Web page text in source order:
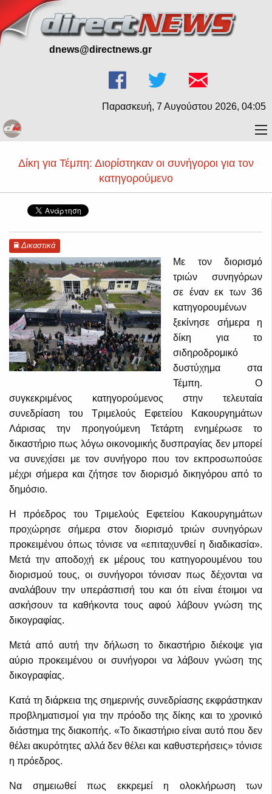
dnews@directnews.gr
Παρασκευή, 7 Αυγούστου 2026, 04:05
Δίκη για Τέμπη: Διορίστηκαν οι συνήγοροι για τον
κατηγορούμενο
Δικαστικά
Με τον διορισμό
τριών συνηγόρων
σε έναν εκ των 36
κατηγορουμένων
ξεκίνησε σήμερα η
δίκη για το
σιδηροδρομικό
δυστύχημα στα
Τέμπη. Ο
συγκεκριμένος κατηγορούμενος στην τελευταία
συνεδρίαση του Τριμελούς Εφετείου Κακουργημάτων
Λάρισας την προηγούμενη Τετάρτη ενημέρωσε το
δικαστήριο πως λόγω οικονομικής δυσπραγίας δεν μπορεί
να συνεχίσει με τον συνήγορο που τον εκπροσωπούσε
μέχρι σήμερα και ζήτησε τον διορισμό δικηγόρου από το
δημόσιο.
Η πρόεδρος του Τριμελούς Εφετείου Κακουργημάτων
προχώρησε σήμερα στον διορισμό τριών συνηγόρων
προκειμένου όπως τόνισε να «επιταχυνθεί η διαδικασία».
Μετά την αποδοχή εκ μέρους του κατηγορουμένου του
διορισμού τους, οι συνήγοροι τόνισαν πως δέχονται να
αναλάβουν την υπεράσπισή του και ότι είναι έτοιμοι να
ασκήσουν τα καθήκοντα τους αφού λάβουν γνώση της
δικογραφίας.
Μετά από αυτή την δήλωση το δικαστήριο διέκοψε για
αύριο προκειμένου οι συνήγοροι να λάβουν γνώση της
δικογραφίας.
Κατά τη διάρκεια της σημερινής συνεδρίασης εκφράστηκαν
προβληματισμοί για την πρόοδο της δίκης και το χρονικό
διάστημα της διακοπής. «Το δικαστήριο είναι αυτό που δεν
θέλει ακυρότητες αλλά δεν θέλει και καθυστερήσεις» τόνισε
η πρόεδρος.
Να σημειωθεί πως εκκρεμεί η ολοκλήρωση των